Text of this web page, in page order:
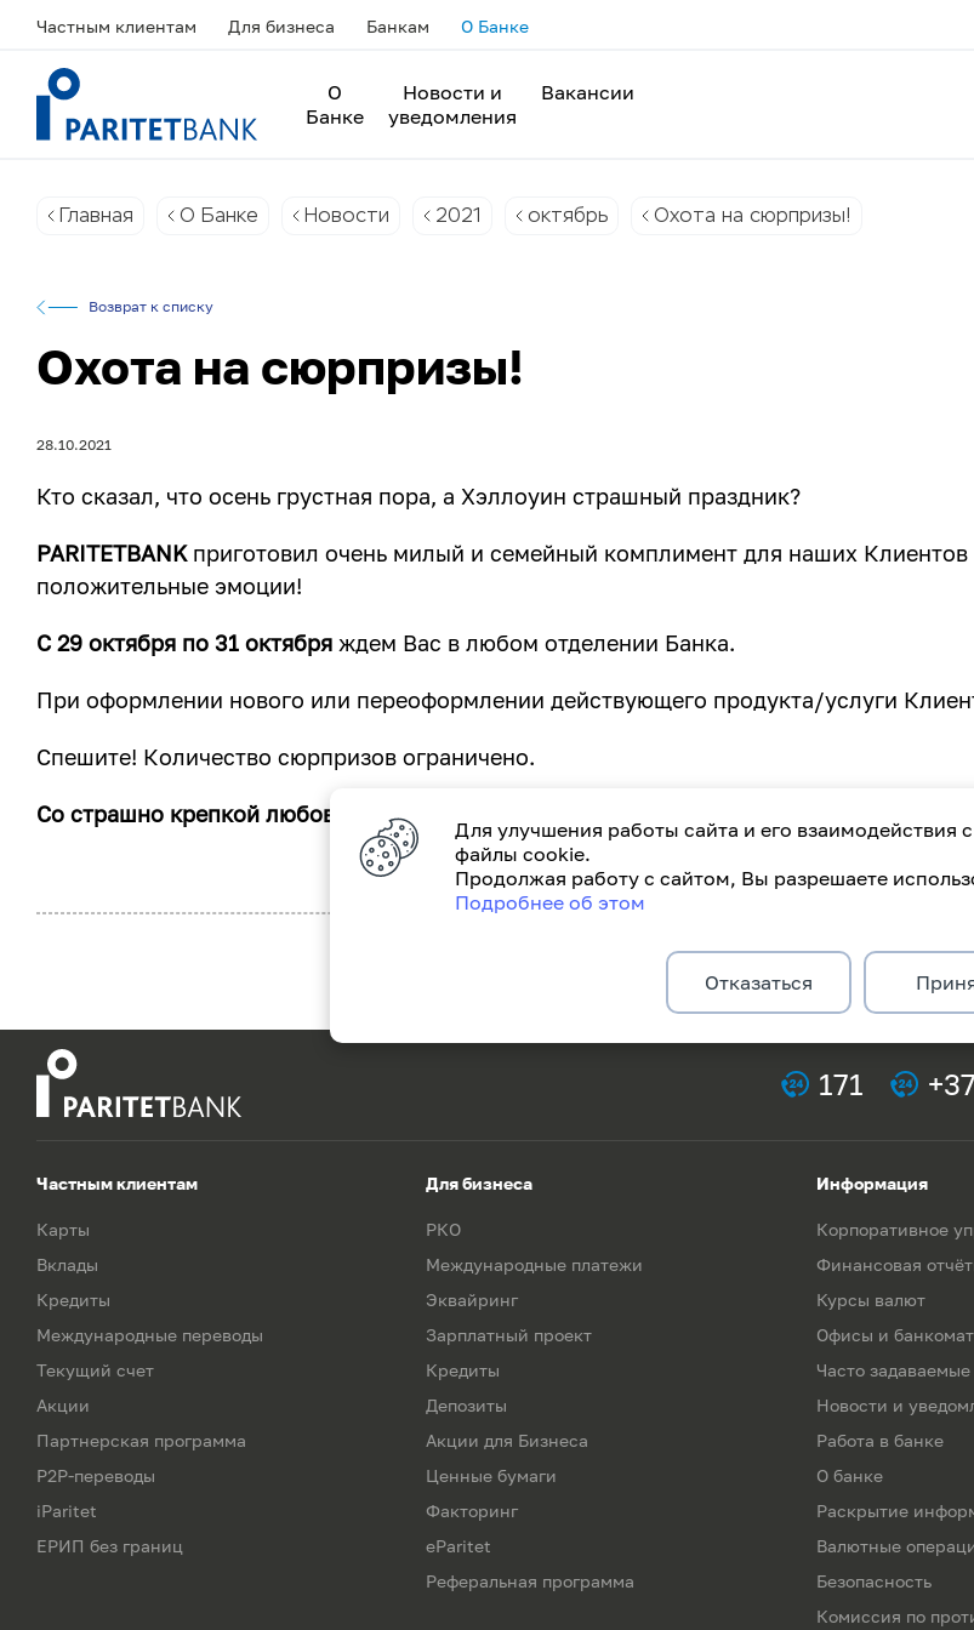
Частным клиентам Для бизнеса Банкам О Банке
О
Банке
Новости и
уведомления
Вакансии
Главная О Банке Новости 2021 октябрь Охота на сюрпризы!
Возврат к списку
Охота на сюрпризы!
28.10.2021
Кто сказал, что осень грустная пора, а Хэллоуин страшный праздник?
PARITETBANKприготовил очень милый и семейный комплимент для наших
положительные эмоции!
С 29 октября по 31 октябряждем Вас в любом отделении Банка.
При оформлении нового или переоформлении действующего продукта/услуги
Спешите! Количество сюрпризов ограничено.
Со страшно крепкой любовью, PARITETBANK!
171
Частным клиентам
Карты
Вклады
Кредиты
Международные переводы
Текущий счет
Акции
Партнерская программа
P2P-переводы
iParitet
ЕРИП без границ
Для бизнеса
РКО
Международные платежи
Эквайринг
Зарплатный проект
Кредиты
Депозиты
Акции для Бизнеса
Ценные бумаги
Факторинг
eParitet
Реферальная программа
Информация
Корпоративное
Финансовая
Курсы валют
Офисы и
Часто
Новости и
Работа в банке
О банке
Раскрытие
Валютные
Безопасность
Комиссия по
Для улучшения работы сайта и его взаимодействия
файлы cookie.
Продолжая работу с сайтом, Вы разрешаете
Подробнее об этом
Отказаться